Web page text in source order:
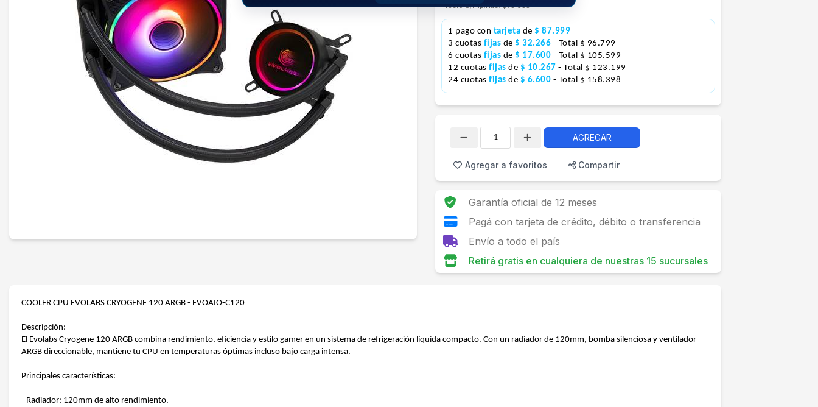
Precio S/Imp.Nac.$75.655
1 pago con tarjeta de $ 87.999
3 cuotas fijas de $ 32.266 - Total $ 96.799
6 cuotas fijas de $ 17.600 - Total $ 105.599
12 cuotas fijas de $ 10.267 - Total $ 123.199
24 cuotas fijas de $ 6.600 - Total $ 158.398
AGREGAR
Agregar a favoritos Compartir
Garantía oficial de 12 meses
Pagá con tarjeta de crédito, débito o transferencia
Envío a todo el país
Retirá gratis en cualquiera de nuestras 15 sucursales
COOLER CPU EVOLABS CRYOGENE 120 ARGB - EVOAIO-C120
Descripción:
El Evolabs Cryogene 120 ARGB combina rendimiento, eficiencia y estilo gamer en un sistema de refrigeración líquida compacto. Con un radiador de 120mm, bomba silenciosa y ventilador
ARGB direccionable, mantiene tu CPU en temperaturas óptimas incluso bajo carga intensa.
Principales características:
- Radiador: 120mm de alto rendimiento.